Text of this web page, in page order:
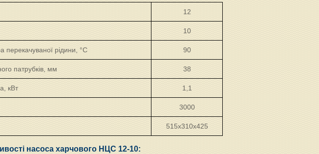
12
10
перекачуваної рідини, °С 90
патрубків, мм 38
кВт 1,1
3000
515х310х425
насоса харчового НЦС 12-10: